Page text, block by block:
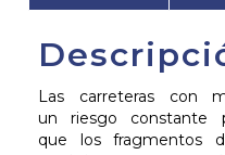
Las carreteras con
un riesgo constante
que los fragmentos